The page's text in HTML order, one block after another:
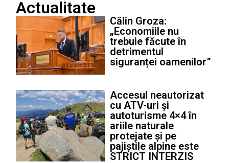
Actualitate
Călin Groza:
„Economiile nu
trebuie făcute în
detrimentul
siguranței oamenilor”
Accesul neautorizat
cu ATV-uri și
autoturisme 4×4 în
ariile naturale
protejate și pe
pajiștile alpine este
STRICT INTERZIS